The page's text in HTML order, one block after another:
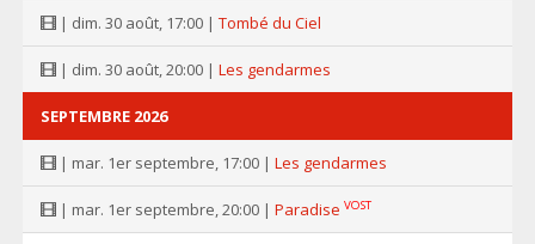
| dim. 30 août, 17:00 | Tombé du Ciel
| dim. 30 août, 20:00 | Les gendarmes
SEPTEMBRE 2026
| mar. 1er septembre, 17:00 | Les gendarmes
| mar. 1er septembre, 20:00 | Paradise VOST